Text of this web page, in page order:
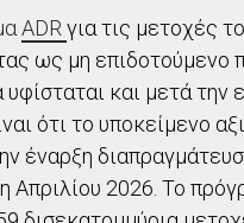
ADR για τις μετοχές
ως μη επιδοτούμενο
υφίσταται και μετά
ότι το υποκείμενο
έναρξη
Απριλίου 2026. Το